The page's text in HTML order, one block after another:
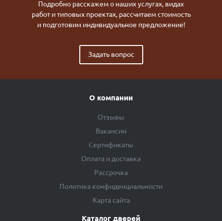
Подробно расскажем о наших услугах, видах
работ и типовых проектах, рассчитаем стоимость
и подготовим индивидуальное предложение!
Задать вопрос
О компании
Отзывы
Вакансии
Сертификаты
Оплата и доставка
Рассрочка
Политика конфиденциальности
Карта сайта
Каталог дверей